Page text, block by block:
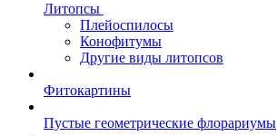
Литопсы
Плейоспилосы
Конофитумы
Другие виды литопсов
Фитокартины
Пустые геометрические флорариумы